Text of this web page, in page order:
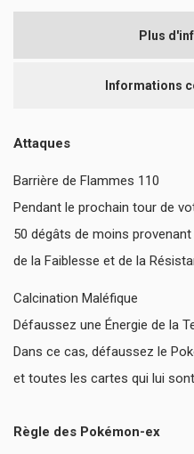
Plus
Informations
Attaques
Barrière de Flammes 110
Pendant le prochain tour de
50 dégâts de moins
de la Faiblesse et de la
Calcination Maléfique
Défaussez une Énergie de la
Dans ce cas, défaussez le
et toutes les cartes qui lui
Règle des Pokémon-ex